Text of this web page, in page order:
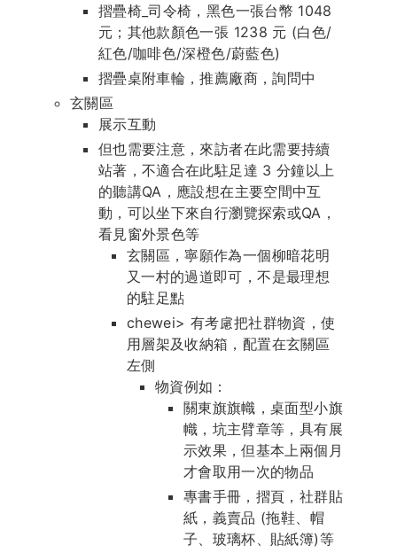
摺疊椅_司令椅，黑色一張台幣 1048
元；其他款顏色一張 1238 元 (白色/
紅色/咖啡色/深橙色/蔚藍色)
摺疊桌附車輪，推薦廠商，詢問中
玄關區
展示互動
但也需要注意，來訪者在此需要持續
站著，不適合在此駐足達 3 分鐘以上
的聽講QA，應設想在主要空間中互
動，可以坐下來自行瀏覽探索或QA，
看見窗外景色等
玄關區，寧願作為一個柳暗花明
又一村的過道即可，不是最理想
的駐足點
chewei> 有考慮把社群物資，使
用層架及收納箱，配置在玄關區
左側
物資例如：
關東旗旗幟，桌面型小旗
幟，坑主臂章等，具有展
示效果，但基本上兩個月
才會取用一次的物品
專書手冊，摺頁，社群貼
紙，義賣品 (拖鞋、帽
子、玻璃杯、貼紙簿)等